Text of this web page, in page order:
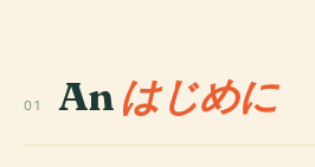
01 Anはじめに